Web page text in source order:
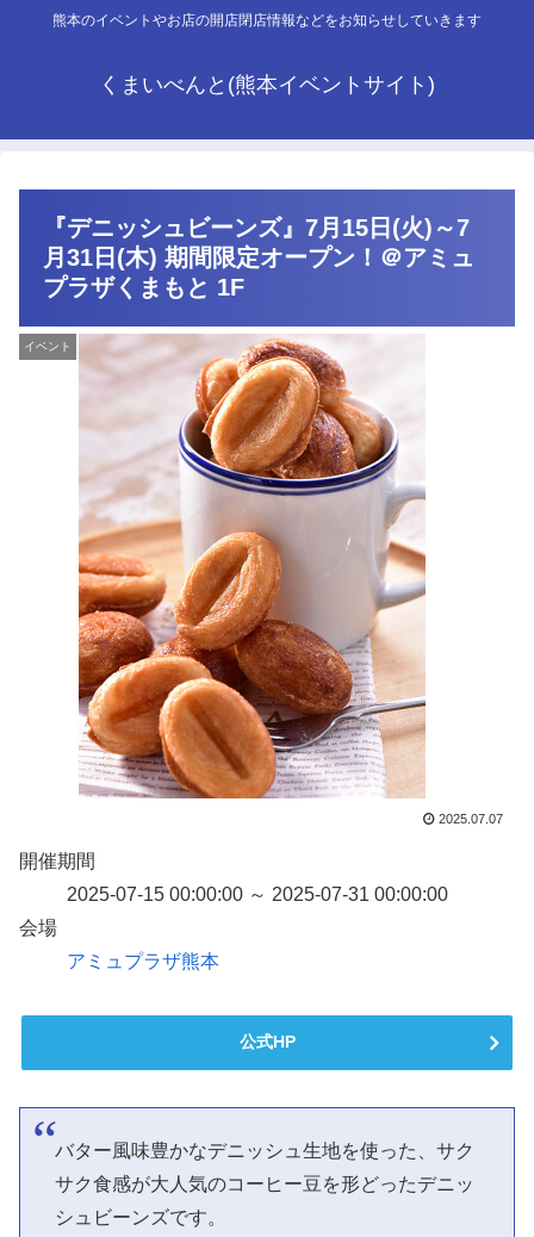
熊本のイベントやお店の開店閉店情報などをお知らせしていきます
くまいべんと(熊本イベントサイト)
『デニッシュビーンズ』7月15日(火)～7
月31日(木) 期間限定オープン！＠アミュ
プラザくまもと 1F
イベント
2025.07.07
開催期間
2025-07-15 00:00:00 ～ 2025-07-31 00:00:00
会場
アミュプラザ熊本
公式HP
バター風味豊かなデニッシュ生地を使った、サク
サク食感が大人気のコーヒー豆を形どったデニッ
シュビーンズです。